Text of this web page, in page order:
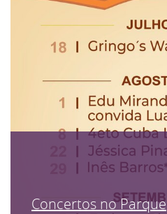
Concertos no Parque